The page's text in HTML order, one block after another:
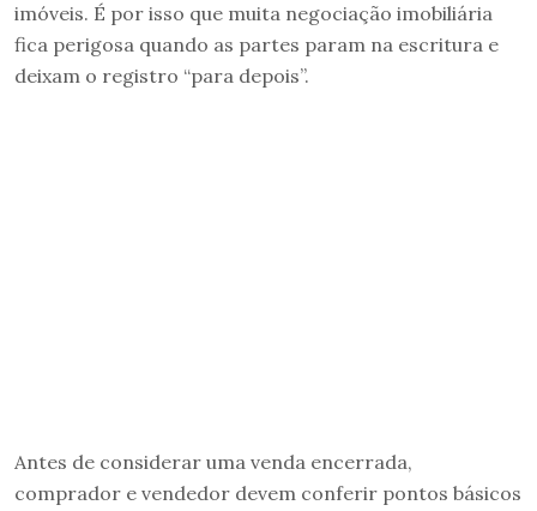
imóveis. É por isso que muita negociação imobiliária
fica perigosa quando as partes param na escritura e
deixam o registro “para depois”.
Antes de considerar uma venda encerrada,
comprador e vendedor devem conferir pontos básicos